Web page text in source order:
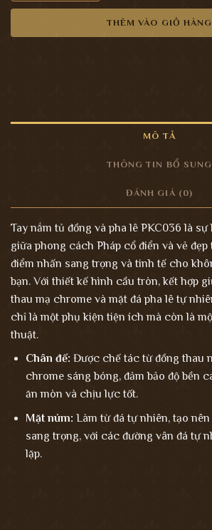
THÊM VÀO GIỎ HÀNG
MÔ TẢ
THÔNG TIN BỔ SUNG
ĐÁNH GIÁ (0)
Tay nắm tủ đồng và pha lê PKC036 là sự
giữa phong cách Pháp cổ điển và vẻ đẹp
điểm nhấn sang trọng và tinh tế cho
bạn. Với thiết kế hình cầu tròn, kết hợp
thau mạ chrome và mặt đá pha lê tự
chỉ là một phụ kiện tiện ích mà còn là
thuật.
Chân đế: Được chế tác từ đồng thau
chrome sáng bóng, đảm bảo độ bền
ăn mòn và chịu lực tốt.
Mặt núm: Làm từ đá tự nhiên, tạo nên
sang trọng, với các đường vân đá tự
lặp.